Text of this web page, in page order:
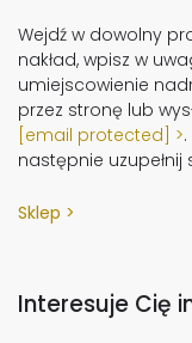
Wejdź w dowolny
nakład, wpisz w
umiejscowienie
przez stronę lub
[email protected]
następnie uzupełnij
Sklep
Interesuje Cię